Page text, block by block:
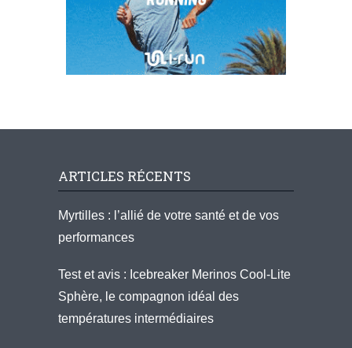
ARTICLES RÉCENTS
Myrtilles : l’allié de votre santé et de vos
performances
Test et avis : Icebreaker Merinos Cool-Lite
Sphère, le compagnon idéal des
températures intermédiaires